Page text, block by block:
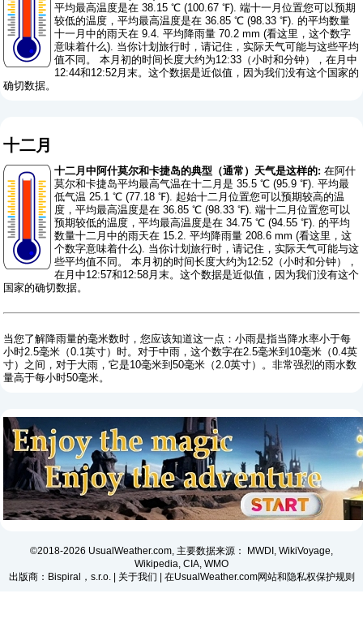
平均最高温度是在 38.15 ℃ (100.67 ℉). 端十一月位置您可以预期
较低的温度，平均最高温度是在 36.85 ℃ (98.33 ℉). 的平均数量
十一月中的雨天在 9.4. 平均降雨量 70.2 mm (看这里，这个数字
意味着什么). 当你计划旅行时，请记住，实际天气可能与这些平均
值不同。 本月初的时间长度大约为12:33（小时和分钟），在月中
12:44和12:52月末。这个数据是近似值，因为我们没有这个国家的
确切数据。
十二月
十二月中阿什莫尔和卡捷岛的典型（通常）天气是这样的: 在阿什
莫尔和卡捷岛平均最高气温在十二月是 35.5 ℃ (95.9 ℉). 平均最
低气温 25.1 ℃ (77.18 ℉). 起始十二月位置您可以预期较高的温
度，平均最高温度是在 36.85 ℃ (98.33 ℉). 端十二月位置您可以
预期较低的温度，平均最高温度是在 34.75 ℃ (94.55 ℉). 的平均
数量十二月中的雨天在 15.2. 平均降雨量 208.6 mm (看这里，这
个数字意味着什么). 当你计划旅行时，请记住，实际天气可能与这
些平均值不同。 本月初的时间长度大约为12:52（小时和分钟），
在月中12:57和12:58月末。这个数据是近似值，因为我们没有这个
国家的确切数据。
当您了解降雨量的毫米数时，您应该知道这一点：小雨是指当降水率小于每
小时2.5毫米（0.1英寸）时。对于中雨，这个数字在2.5毫米到10毫米（0.4英
寸）之间，对于大雨，它是10毫米到50毫米（2.0英寸）。非常强烈的雨水数
量高于每小时50毫米。
©2018-2026 UsualWeather.com, 主要数据来源： MWDI, WikiVoyage,
Wikipedia, CIA, WMO
出版商：Bispiral，s.r.o. | 关于我们 | 在UsualWeather.com网站和隐私权保护规则